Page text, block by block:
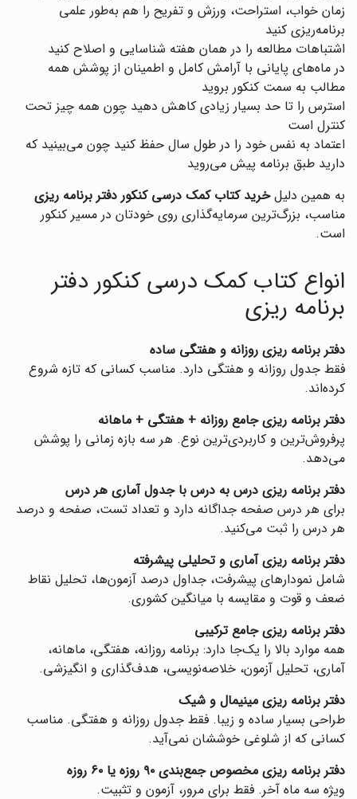
زمان خواب، استراحت، ورزش و تفریح را هم به‌طور علمی
برنامه‌ریزی کنید
اشتباهات مطالعه را در همان هفته شناسایی و اصلاح کنید
در ماه‌های پایانی با آرامش کامل و اطمینان از پوشش همه
مطالب به سمت کنکور بروید
استرس را تا حد بسیار زیادی کاهش دهید چون همه چیز تحت
کنترل است
اعتماد به نفس خود را در طول سال حفظ کنید چون می‌بینید که
دارید طبق برنامه پیش می‌روید
به همین دلیلخرید کتاب کمک درسی کنکور دفتر برنامه ریزی
مناسب، بزرگ‌ترین سرمایه‌گذاری روی خودتان در مسیر کنکور
است.
انواع کتاب کمک درسی کنکور دفتر
برنامه ریزی
دفتر برنامه ریزی روزانه و هفتگی ساده
فقط جدول روزانه و هفتگی دارد. مناسب کسانی که تازه شروع
کرده‌اند.
دفتر برنامه ریزی جامع روزانه + هفتگی + ماهانه
پرفروش‌ترین و کاربردی‌ترین نوع. هر سه بازه زمانی را پوشش
می‌دهد.
دفتر برنامه ریزی درس به درس با جدول آماری هر درس
برای هر درس صفحه جداگانه دارد و تعداد تست، صفحه و درصد
هر درس را ثبت می‌کنید.
دفتر برنامه ریزی آماری و تحلیلی پیشرفته
شامل نمودارهای پیشرفت، جداول درصد آزمون‌ها، تحلیل نقاط
ضعف و قوت و مقایسه با میانگین کشوری.
دفتر برنامه ریزی جامع ترکیبی
همه موارد بالا را یک‌جا دارد: برنامه روزانه، هفتگی، ماهانه،
آماری، تحلیل آزمون، خلاصه‌نویسی، هدف‌گذاری و انگیزشی.
دفتر برنامه ریزی مینیمال و شیک
‌طراحی بسیار ساده و زیبا. فقط جدول روزانه و هفتگی. مناسب
کسانی که از شلوغی خوششان نمی‌آید.
دفتر برنامه ریزی مخصوص جمع‌بندی ۹۰ روزه یا ۶۰ روزه
‌ویژه سه ماه آخر. فقط برای مرور، آزمون و تثبیت.